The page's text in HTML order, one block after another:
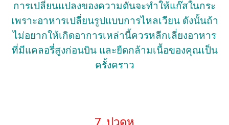
การเปลี่ยนแปลงของความดันจะทำให้แก๊สในกระ
เพราะอาหารเปลี่ยนรูปแบบการไหลเวียน ดังนั้นถ้า
ไม่อยากให้เกิดอาการเหล่านี้ควรหลีกเลี่ยงอาหาร
ที่มีแคลอรี่สูงก่อนบิน และยืดกล้ามเนื้อของคุณเป็น
ครั้งคราว
7. ปวดหู